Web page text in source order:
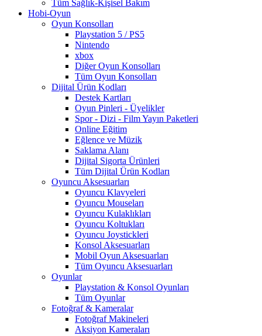
Tüm Sağlık-Kişisel Bakım
Hobi-Oyun
Oyun Konsolları
Playstation 5 / PS5
Nintendo
xbox
Diğer Oyun Konsolları
Tüm Oyun Konsolları
Dijital Ürün Kodları
Destek Kartları
Oyun Pinleri - Üyelikler
Spor - Dizi - Film Yayın Paketleri
Online Eğitim
Eğlence ve Müzik
Saklama Alanı
Dijital Sigorta Ürünleri
Tüm Dijital Ürün Kodları
Oyuncu Aksesuarları
Oyuncu Klavyeleri
Oyuncu Mouseları
Oyuncu Kulaklıkları
Oyuncu Koltukları
Oyuncu Joystickleri
Konsol Aksesuarları
Mobil Oyun Aksesuarları
Tüm Oyuncu Aksesuarları
Oyunlar
Playstation & Konsol Oyunları
Tüm Oyunlar
Fotoğraf & Kameralar
Fotoğraf Makineleri
Aksiyon Kameraları